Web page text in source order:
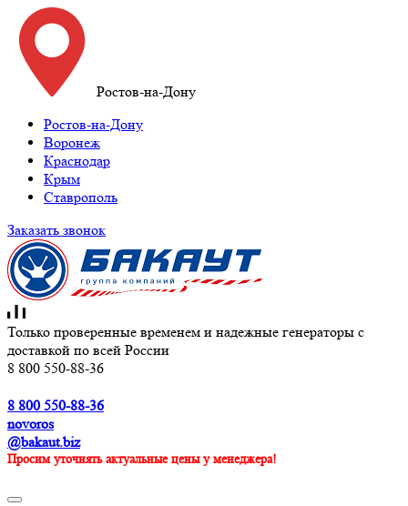
Ростов-на-Дону
Ростов-на-Дону
Воронеж
Краснодар
Крым
Ставрополь
Заказать звонок
Только проверенные временем и надежные генераторы с
доставкой по всей России
8 800 550-88-36
8 800 550-88-36
novoros
@bakaut.biz
Просим уточнять актуальные цены у менеджера!